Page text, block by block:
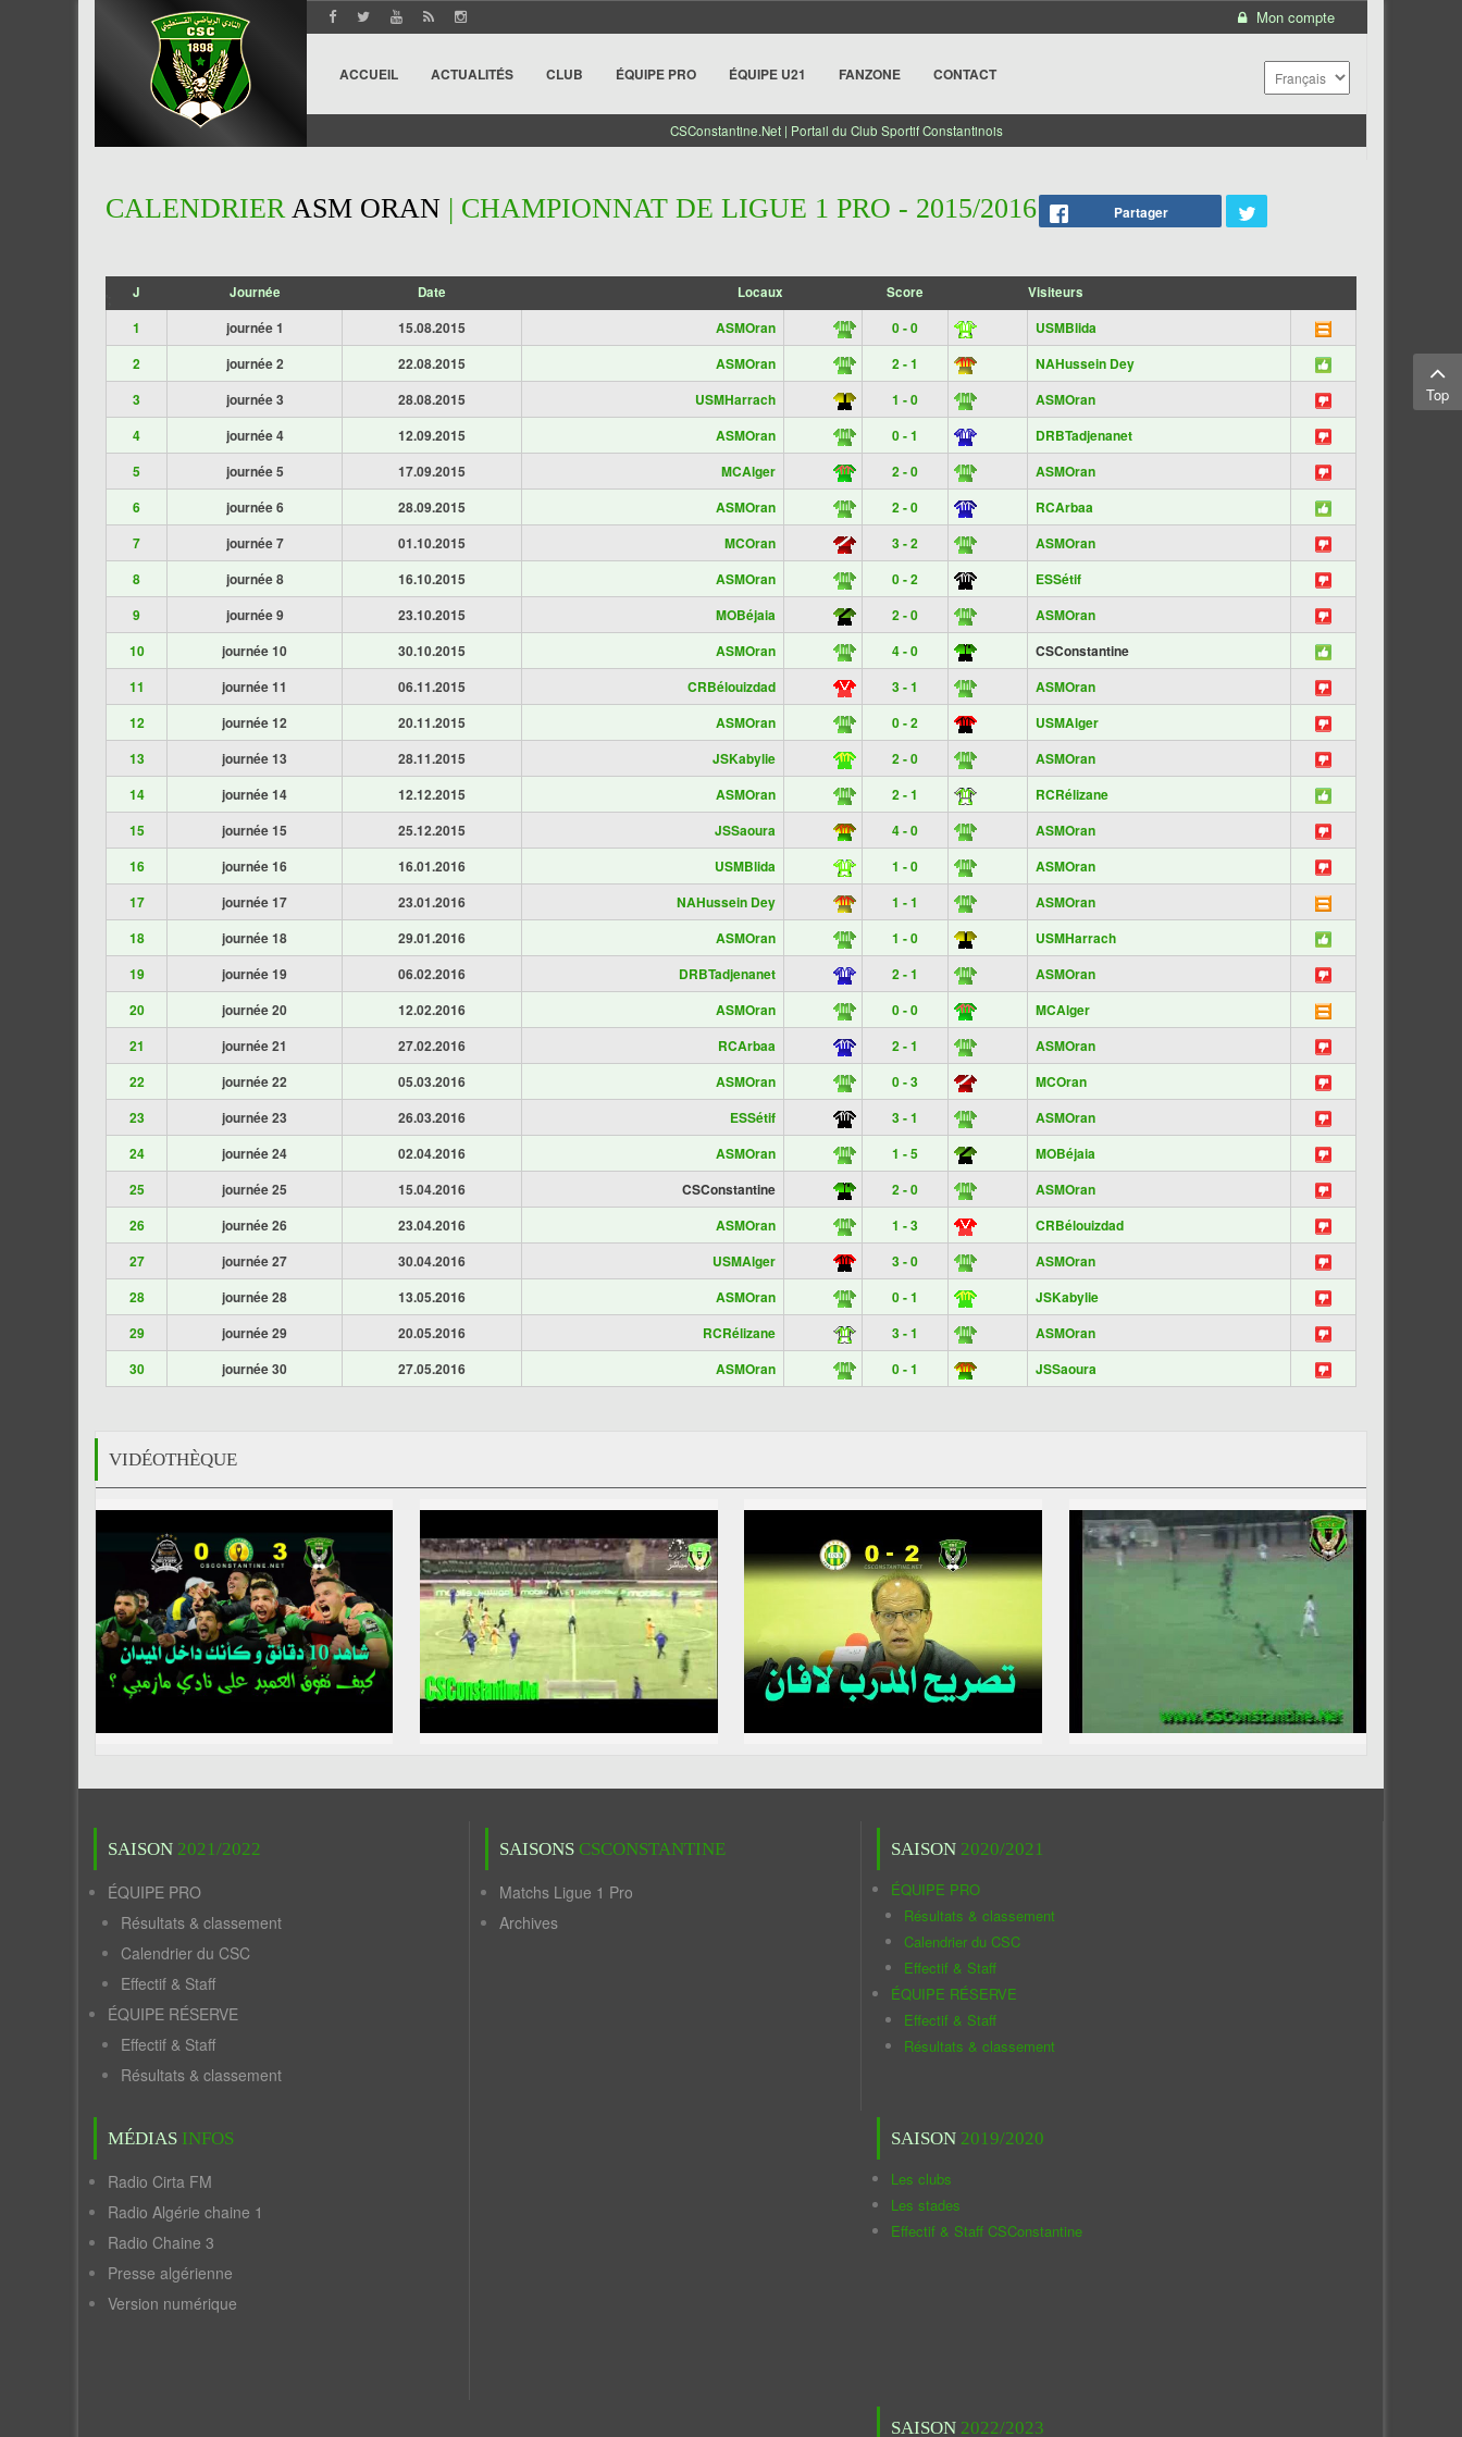
Mon compte
ACCUEIL ACTUALITÉS CLUB ÉQUIPE PRO ÉQUIPE U21 FANZONE CONTACT
CSConstantine.Net | Portail du Club Sportif Constantinois
CALENDRIERASM ORAN | CHAMPIONNAT DE LIGUE 1 PRO - 2015/2016 Partager
J Journée Date Locaux Score Visiteurs
1 journée 1 15.08.2015 ASMOran 0 - 0
USMBlida
2
journée 2 22.08.2015 ASMOran 2 - 1
NAHussein Dey
3
journée 3 28.08.2015 USMHarrach 1 - 0
ASMOran
4
journée 4 12.09.2015 ASMOran 0 - 1
DRBTadjenanet
5
journée 5 17.09.2015 MCAlger 2 - 0
ASMOran
6
journée 6 28.09.2015 ASMOran 2 - 0
RCArbaa
7
journée 7 01.10.2015 MCOran 3 - 2
ASMOran
8
journée 8 16.10.2015 ASMOran 0 - 2
ESSétif
9
journée 9 23.10.2015 MOBéjaia 2 - 0
ASMOran
10
journée 10 30.10.2015 ASMOran 4 - 0
CSConstantine
11
journée 11 06.11.2015 CRBélouizdad 3 - 1
ASMOran
12
journée 12 20.11.2015 ASMOran 0 - 2
USMAlger
13
journée 13 28.11.2015 JSKabylie 2 - 0
ASMOran
14
journée 14 12.12.2015 ASMOran 2 - 1
RCRélizane
15
journée 15 25.12.2015 JSSaoura 4 - 0
ASMOran
16
journée 16 16.01.2016 USMBlida 1 - 0
ASMOran
17
journée 17 23.01.2016 NAHussein Dey 1 - 1
ASMOran
18
journée 18 29.01.2016 ASMOran 1 - 0
USMHarrach
19
journée 19 06.02.2016 DRBTadjenanet 2 - 1
ASMOran
20
journée 20 12.02.2016 ASMOran 0 - 0
MCAlger
21
journée 21 27.02.2016 RCArbaa 2 - 1
ASMOran
22
journée 22 05.03.2016 ASMOran 0 - 3
MCOran
23
journée 23 26.03.2016 ESSétif 3 - 1
ASMOran
24
journée 24 02.04.2016 ASMOran 1 - 5
MOBéjaia
25
journée 25 15.04.2016 CSConstantine 2 - 0
ASMOran
26
journée 26 23.04.2016 ASMOran 1 - 3
CRBélouizdad
27
journée 27 30.04.2016 USMAlger 3 - 0
ASMOran
28
journée 28 13.05.2016 ASMOran 0 - 1
JSKabylie
29
journée 29 20.05.2016 RCRélizane 3 - 1
ASMOran
30
journée 30 27.05.2016 ASMOran 0 - 1 JSSaoura
VIDÉOTHÈQUE
SAISON 2021/2022
ÉQUIPE PRO
Résultats & classement
Calendrier du CSC
Effectif & Staff
ÉQUIPE RÉSERVE
Effectif & Staff
Résultats & classement
MÉDIAS INFOS
Radio Cirta FM
Radio Algérie chaine 1
Radio Chaine 3
Presse algérienne
Version numérique
SAISONS CSCONSTANTINE
Matchs Ligue 1 Pro
Archives
SAISON 2020/2021
ÉQUIPE PRO
Résultats & classement
Calendrier du CSC
Effectif & Staff
ÉQUIPE RÉSERVE
Effectif & Staff
Résultats & classement
SAISON 2019/2020
Les clubs
Les stades
Effectif & Staff CSConstantine
SAISON 2022/2023
Top